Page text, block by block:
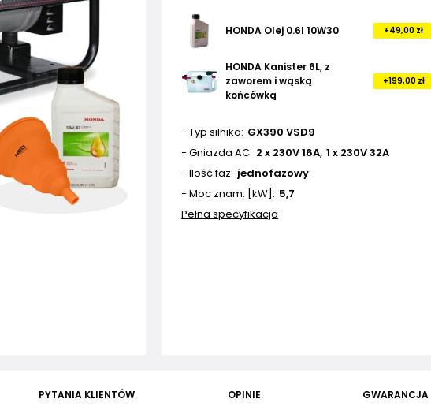
HONDA Olej 0.6l 10W30 +49,00 zł
HONDA Kanister 6L, z
zaworem i wąską
końcówką
+199,00 zł
- Typ silnika GX390 VSD9
- Gniazda AC 2 x 230V 16A 1 x 230V 32A
- Ilość faz jednofazowy
- Moc znam. [kW]
5,7
Pełna specyfikacja
PYTANIA KLIENTÓW OPINIE GWARANCJA